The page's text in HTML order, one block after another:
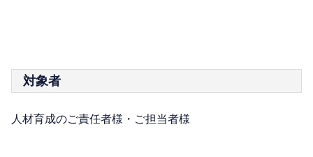
対象者
人材育成のご責任者様・ご担当者様